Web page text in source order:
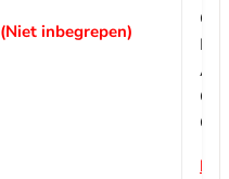
(Niet inbegrepen)